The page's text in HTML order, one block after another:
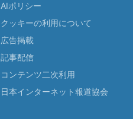
AIポリシー
クッキーの利用について
広告掲載
記事配信
コンテンツ二次利用
日本インターネット報道協会